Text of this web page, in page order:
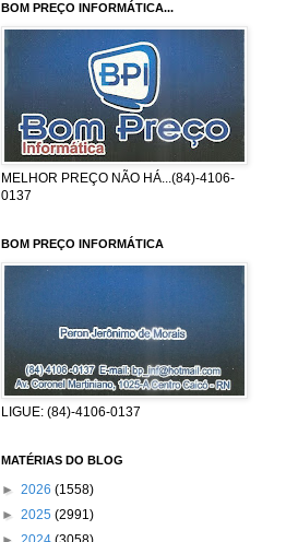
BOM PREÇO INFORMÁTICA...
MELHOR PREÇO NÃO HÁ...(84)-4106-
0137
BOM PREÇO INFORMÁTICA
LIGUE: (84)-4106-0137
MATÉRIAS DO BLOG
► 2026 (1558)
► 2025 (2991)